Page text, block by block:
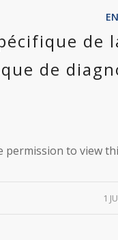
de
de
permission to view
1